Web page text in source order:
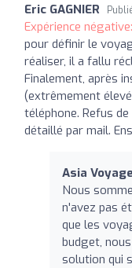
Eric GAGNIER
Expérience négative:
pour définir le
réaliser, il a fallu
Finalement, après
(extrêmement
téléphone. Refus
détaillé par mail.
Asia
Nous
n'avez pas
que les
budget,
solution qui